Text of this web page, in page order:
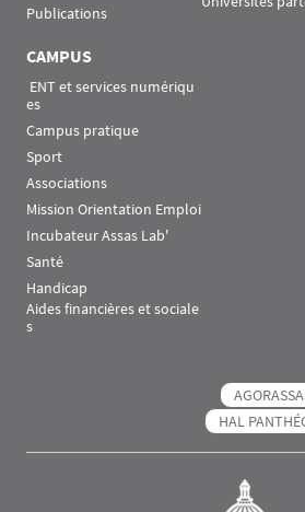
Publications
CAMPUS
es
Campus pratique
Sport
Associations
Mission Orientation Emploi
Incubateur Assas Lab'
Santé
Handicap
Aides financières et sociale
s
HAL